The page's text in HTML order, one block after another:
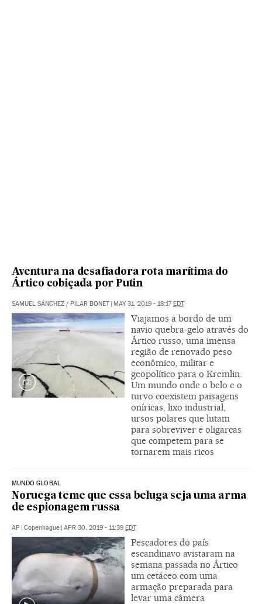
Aventura na desafiadora rota marítima do
Ártico cobiçada por Putin
SAMUEL SÁNCHEZ / PILAR BONET | MAY 31, 2019 - 18:17EDT
Viajamos a bordo de um
navio quebra-gelo através do
Ártico russo, uma imensa
região de renovado peso
econômico, militar e
geopolítico para o Kremlin.
Um mundo onde o belo e o
turvo coexistem paisagens
oníricas, lixo industrial,
ursos polares que lutam
para sobreviver e oligarcas
que competem para se
tornarem mais ricos
MUNDO GLOBAL
Noruega teme que essa beluga seja uma arma
de espionagem russa
AP | Copenhague | APR 30, 2019 - 11:39 EDT
Pescadores do país
escandinavo avistaram na
semana passada no Ártico
um cetáceo com uma
armação preparada para
levar uma câmera